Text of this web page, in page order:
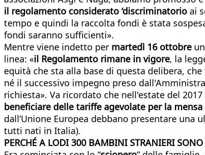
il regolamento considerato ‘discriminatorio ai
tempo e quindi la raccolta fondi è stata
fondi saranno sufficienti».
Mentre viene indetto per martedì 16 ottobre un
linea: «il Regolamento rimane in vigore, la
equità che sta alla base di questa delibera,
né il successivo impegno preso
richiesta». Va ricordato che nell'estate del
beneficiare delle tariffe agevolate per la mensa
dall’Unione Europea debbano presentare
tutti nati in Italia).
PERCHÉ A LODI 300 BAMBINI STRANIERI